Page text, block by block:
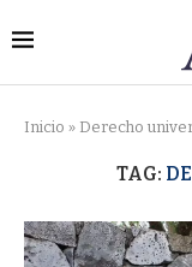
Inicio » Derecho
TAG: